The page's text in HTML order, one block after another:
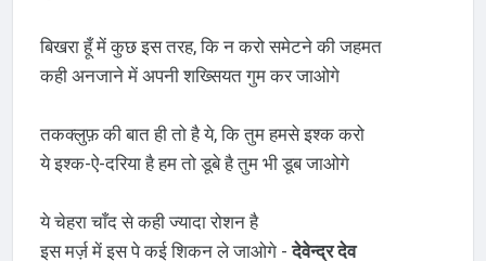
बिखरा हूँ में कुछ इस तरह, कि न करो समेटने की जहमत
कही अनजाने में अपनी शख्सियत गुम कर जाओगे
तकक्लुफ़ की बात ही तो है ये, कि तुम हमसे इश्क करो
ये इश्क-ऐ-दरिया है हम तो डूबे है तुम भी डूब जाओगे
ये चेहरा चाँद से कही ज्यादा रोशन है
इस मर्ज़ में इस पे कई शिकन ले जाओगे -देवेन्द्र देव